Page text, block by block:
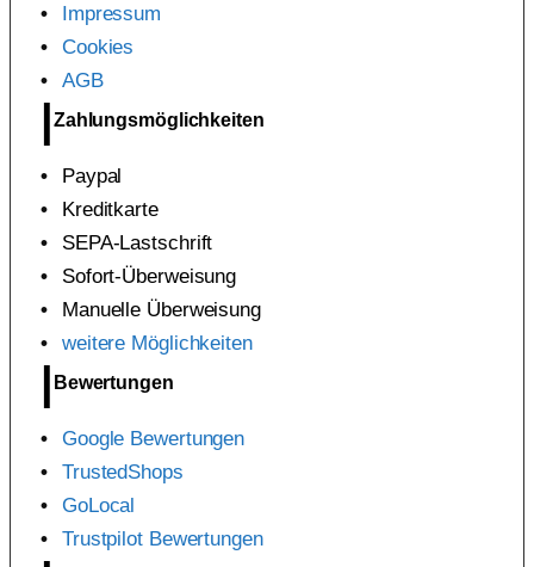
Impressum
Cookies
AGB
Zahlungsmöglichkeiten
Paypal
Kreditkarte
SEPA-Lastschrift
Sofort-Überweisung
Manuelle Überweisung
weitere Möglichkeiten
Bewertungen
Google Bewertungen
TrustedShops
GoLocal
Trustpilot Bewertungen